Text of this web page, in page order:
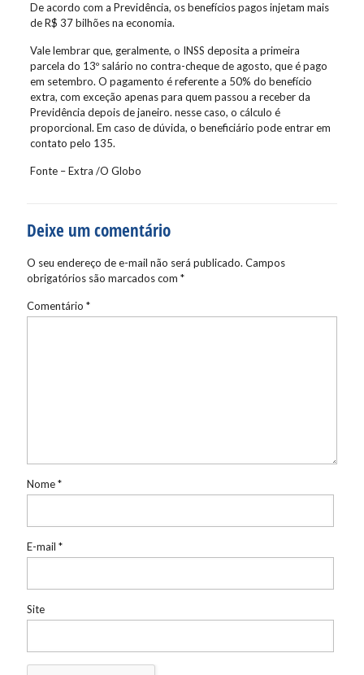
De acordo com a Previdência, os benefícios pagos injetam mais
de R$ 37 bilhões na economia.
Vale lembrar que, geralmente, o INSS deposita a primeira
parcela do 13º salário no contra-cheque de agosto, que é pago
em setembro. O pagamento é referente a 50% do benefício
extra, com exceção apenas para quem passou a receber da
Previdência depois de janeiro. nesse caso, o cálculo é
proporcional. Em caso de dúvida, o beneficiário pode entrar em
contato pelo 135.
Fonte – Extra /O Globo
Deixe um comentário
O seu endereço de e-mail não será publicado. Campos
obrigatórios são marcados com *
Comentário *
Nome*
E-mail *
Site